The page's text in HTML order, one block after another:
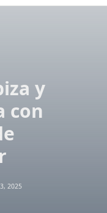
y
con
2025